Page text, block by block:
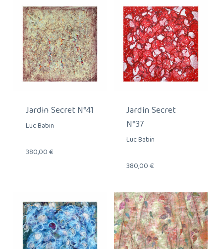
Jardin Secret N°41
Luc Babin
380,00€
Jardin Secret
N°37
Luc Babin
380,00€